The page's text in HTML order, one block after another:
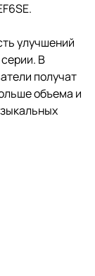
улучшений
В
получат
объема и